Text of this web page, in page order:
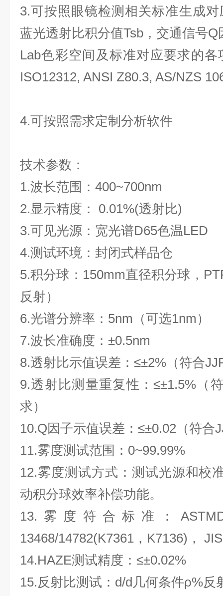
3.可按照眼镜检测相关标准生成
蓝光透射比积分值Tsb ，交通信号Q
Lab色彩空间及标准对应要求的
ISO12312, ANSI Z80.3, AS/NZS
4.可按照需求定制分析软件
技术参数：
1.波长范围：400~700nm
2.显示精度： 0.01%(透射比)
3.可见光源：宽光谱D65色温LED
4.测试环境：封闭式样品仓
5.积分球： 150mm直径积分球，
反射）
6.光谱分辨率： 5nm （可选1nm ）
7.波长准确度：±0.5nm
8.透射比示值误差：≤±2% （符合
9.透射比测量重复性：≤±1.5% （
求）
10.Q因子示值误差：≤±0.02 （符合
11.雾度测试范围： 0~99.99%
12.雾度测试方式：测试光源和校
动积分球效率补偿功能。
13.雾度符合标准：
13468/14782(K7361 ， K7136) ，
14.HAZE测试精度：≤±0.02%
15.反射比测试： d/d几何条件ρ%反